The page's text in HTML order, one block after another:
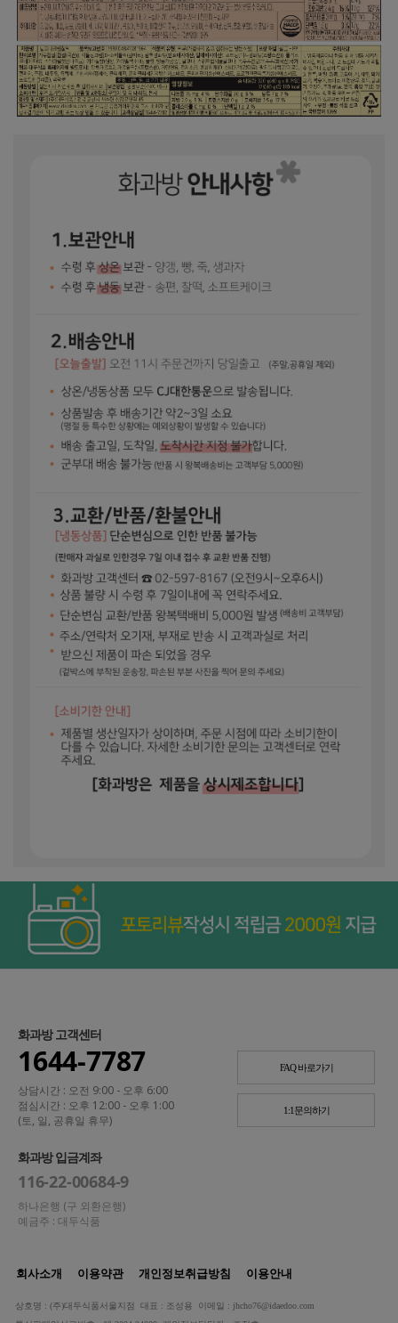
화과방 고객센터
1644-7787
상담시간 : 오전 9:00 - 오후 6:00
점심시간 : 오후 12:00 - 오후 1:00
(토, 일, 공휴일 휴무)
FAQ 바로가기
1:1문의하기
화과방 입금계좌
116-22-00684-9
하나은행 (구 외환은행)
예금주 : 대두식품
회사소개 이용약관 개인정보취급방침 이용안내
상호명 : (주)대두식품서울지점 대표 : 조성용 이메일 : jhcho76@idaedoo.com